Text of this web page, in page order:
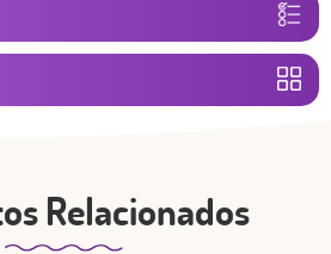
Relacionados